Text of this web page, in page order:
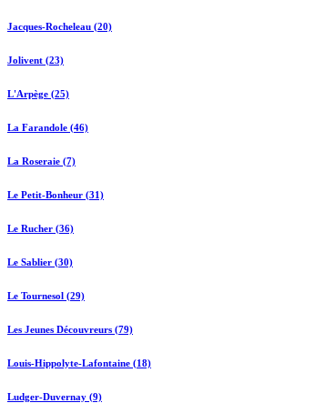
Jacques-Rocheleau (20)
Jolivent (23)
L'Arpège (25)
La Farandole (46)
La Roseraie (7)
Le Petit-Bonheur (31)
Le Rucher (36)
Le Sablier (30)
Le Tournesol (29)
Les Jeunes Découvreurs (79)
Louis-Hippolyte-Lafontaine (18)
Ludger-Duvernay (9)